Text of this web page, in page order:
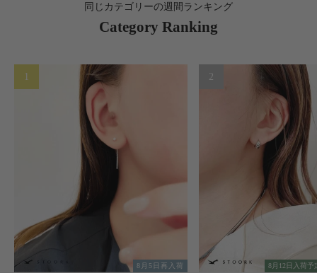
同じカテゴリーの週間ランキング
Category Ranking
8月5日再入荷 8月12日入荷予